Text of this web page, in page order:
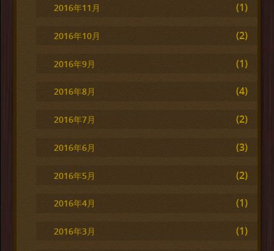
2016年11月 (1)
2016年10月 (2)
2016年9月 (1)
2016年8月 (4)
2016年7月 (2)
2016年6月 (3)
2016年5月 (2)
2016年4月 (1)
2016年3月 (1)